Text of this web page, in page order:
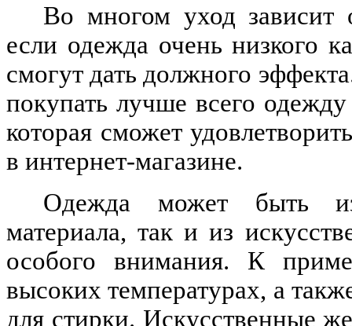
Во многом уход зависит
если одежда очень низкого
смогут дать должного
покупать лучше всего
которая сможет
в интернет-магазине.
Одежда может быть
материала, так и из
особого внимания. К
высоких температурах, а
для стирки. Искусственные